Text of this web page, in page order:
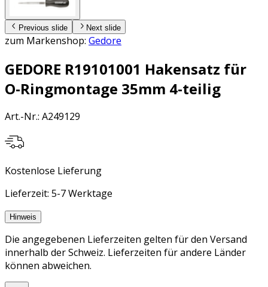
Previous slide Next slide
zum Markenshop: Gedore
GEDORE R19101001 Hakensatz für
O-Ringmontage 35mm 4-teilig
Art.-Nr.: A249129
Kostenlose Lieferung
Lieferzeit: 5-7 Werktage
Hinweis
Die angegebenen Lieferzeiten gelten für den Versand
innerhalb der Schweiz. Lieferzeiten für andere Länder
können abweichen.